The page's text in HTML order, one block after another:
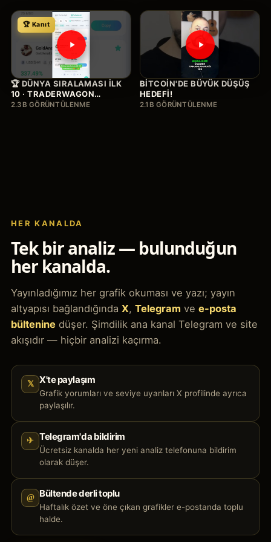
🏆 Kanıt
🏆 DÜNYA SIRALAMASI İLK
10 · TRADERWAGON
BITCOIN
2.3B GÖRÜNTÜLENME
BITCOIN'DE BÜYÜK DÜŞÜŞ
HEDEFI!
2.1B GÖRÜNTÜLENME
HER KANALDA
Tek bir analiz — bulunduğun
her kanalda.
Yayınladığımız her grafik okuması ve yazı; yayın
altyapısı bağlandığında X, Telegram ve e-posta
bültenine düşer. Şimdilik ana kanal Telegram ve site
akışıdır — hiçbir analizi kaçırma.
𝕏 X'te paylaşım
Grafik yorumları ve seviye uyarıları X profilinde ayrıca
paylaşılır.
✈ Telegram'da bildirim
Ücretsiz kanalda her yeni analiz telefonuna bildirim
olarak düşer.
@ Bültende derli toplu
Haftalık özet ve öne çıkan grafikler e-postanda toplu
halde.